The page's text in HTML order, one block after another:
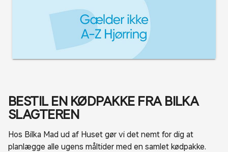
BESTIL EN KØDPAKKE FRA BILKA
SLAGTEREN
Hos Bilka Mad ud af Huset gør vi det nemt for dig at
planlægge alle ugens måltider med en samlet kødpakke.